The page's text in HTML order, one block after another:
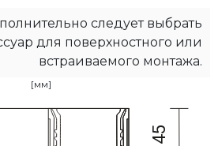
следует выбрать
для поверхностного или
встраиваемого монтажа.
[мм]